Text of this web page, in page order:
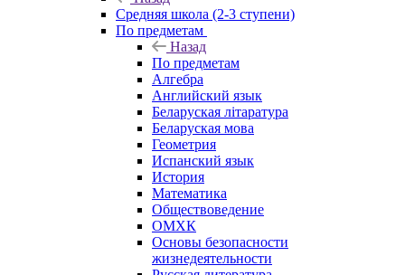
Средняя школа (2-3 ступени)
По предметам
Назад
По предметам
Алгебра
Английский язык
Беларуская літаратура
Беларуская мова
Геометрия
Испанский язык
История
Математика
Обществоведение
ОМХК
Основы безопасности
жизнедеятельности